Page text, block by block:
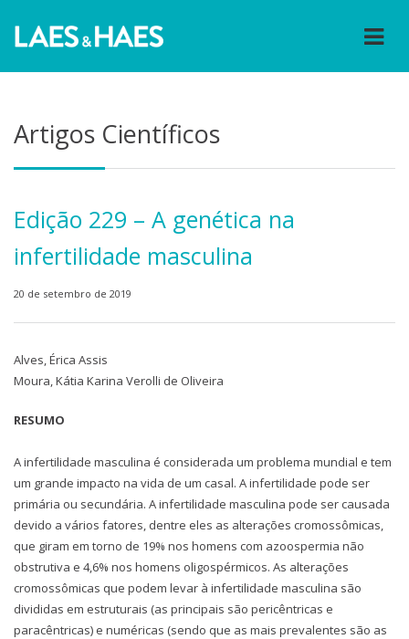
Artigos Científicos
Edição 229 – A genética na
infertilidade masculina
20 de setembro de 2019
Alves, Érica Assis
Moura, Kátia Karina Verolli de Oliveira
RESUMO
A infertilidade masculina é considerada um problema mundial e tem
um grande impacto na vida de um casal. A infertilidade pode ser
primária ou secundária. A infertilidade masculina pode ser causada
devido a vários fatores, dentre eles as alterações cromossômicas,
que giram em torno de 19% nos homens com azoospermia não
obstrutiva e 4,6% nos homens oligospérmicos. As alterações
cromossômicas que podem levar à infertilidade masculina são
divididas em estruturais (as principais são pericêntricas e
paracêntricas) e numéricas (sendo que as mais prevalentes são as